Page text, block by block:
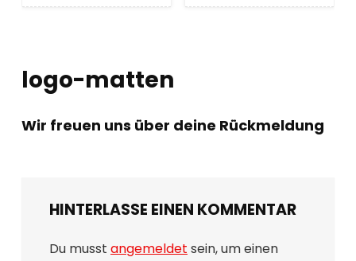
logo-matten
Wir freuen uns über deine Rückmeldung
HINTERLASSE EINEN KOMMENTAR
Du musst angemeldet sein, um einen